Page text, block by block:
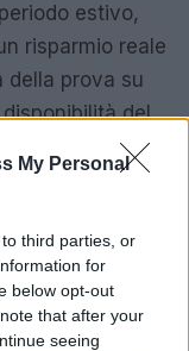
My Personal
third parties, or
for
below opt-out
that after your
seeing
estivo,
risparmio reale
della prova su
del
del
fino al 30
ufficiali